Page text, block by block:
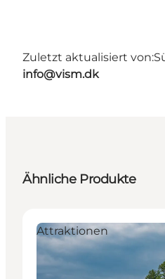
Zuletzt aktualisiert von:
info@vism.dk
Ähnliche Produkte
Attraktionen